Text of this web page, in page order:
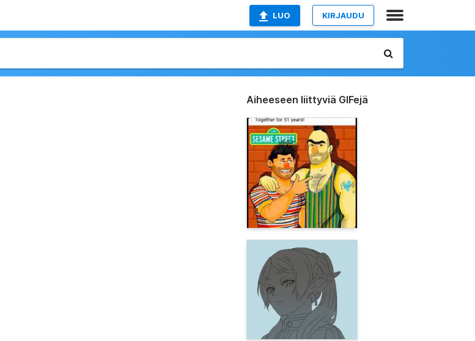
LUO KIRJAUDU
Aiheeseen liittyviä GIFejä